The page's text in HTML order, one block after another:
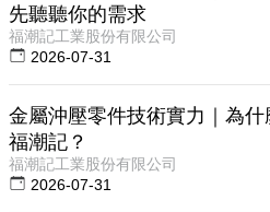
先聽聽你的需求
福潮記工業股份有限公司
2026-07-31
金屬沖壓零件技術實力｜為
福潮記？
福潮記工業股份有限公司
2026-07-31